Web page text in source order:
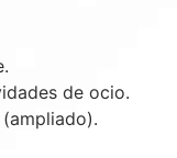
de ocio.